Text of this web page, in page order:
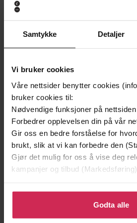
Samtykke Detaljer
Vi bruker cookies
Våre nettsider benytter cookies
bruker cookies til:
Nødvendige funksjoner på
Forbedrer opplevelsen din på vår
Gir oss en bedre forståelse for
brukt, slik at vi kan forbedre den
Gjør det mulig for oss å vise deg
kampanjer og tilbud (Markedsføring)
Klikk på «Godta alle» for å gi oss
bruke cookies for alle disse
tilpasse ditt samtykke til spesifikke
Godta alle
149,-
Jenta som ble igjen
Jojo Moyes
EBOK
Forlag Virago